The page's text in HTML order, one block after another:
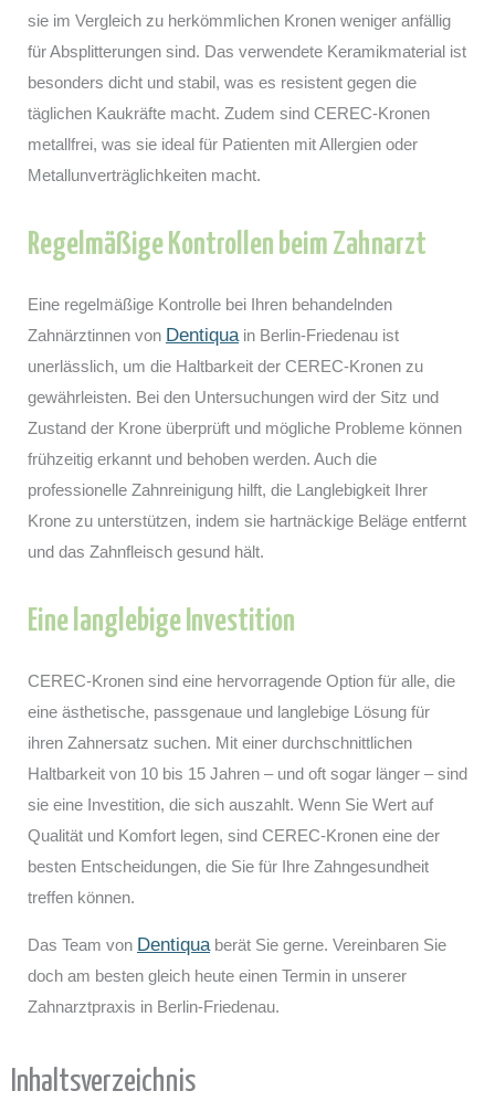
Inhaltsverzeichnis
sie im Vergleich zu herkömmlichen Kronen weniger anfällig
für Absplitterungen sind. Das verwendete Keramikmaterial ist
besonders dicht und stabil, was es resistent gegen die
täglichen Kaukräfte macht. Zudem sind CEREC-Kronen
metallfrei, was sie ideal für Patienten mit Allergien oder
Metallunverträglichkeiten macht.
Regelmäßige Kontrollen beim Zahnarzt
Eine regelmäßige Kontrolle bei Ihren behandelnden
Zahnärztinnen von Dentiqua in Berlin-Friedenau ist
unerlässlich, um die Haltbarkeit der CEREC-Kronen zu
gewährleisten. Bei den Untersuchungen wird der Sitz und
Zustand der Krone überprüft und mögliche Probleme können
frühzeitig erkannt und behoben werden. Auch die
professionelle Zahnreinigung hilft, die Langlebigkeit Ihrer
Krone zu unterstützen, indem sie hartnäckige Beläge entfernt
und das Zahnfleisch gesund hält.
Eine langlebige Investition
CEREC-Kronen sind eine hervorragende Option für alle, die
eine ästhetische, passgenaue und langlebige Lösung für
ihren Zahnersatz suchen. Mit einer durchschnittlichen
Haltbarkeit von 10 bis 15 Jahren – und oft sogar länger – sind
sie eine Investition, die sich auszahlt. Wenn Sie Wert auf
Qualität und Komfort legen, sind CEREC-Kronen eine der
besten Entscheidungen, die Sie für Ihre Zahngesundheit
treffen können.
Das Team von Dentiqua berät Sie gerne. Vereinbaren Sie
doch am besten gleich heute einen Termin in unserer
Zahnarztpraxis in Berlin-Friedenau.